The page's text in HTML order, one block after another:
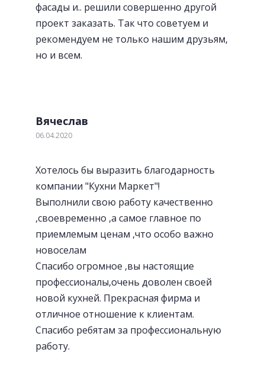
фасады и.. решили совершенно другой
проект заказать. Так что советуем и
рекомендуем не только нашим друзьям,
но и всем.
Вячеслав
06.04.2020
Хотелось бы выразить благодарность
компании "Кухни Маркет"!
Выполнили свою работу качественно
,своевременно ,а самое главное по
приемлемым ценам ,что особо важно
новоселам
Спасибо огромное ,вы настоящие
профессионалы,очень доволен своей
новой кухней. Прекрасная фирма и
отличное отношение к клиентам.
Спасибо ребятам за профессиональную
работу.